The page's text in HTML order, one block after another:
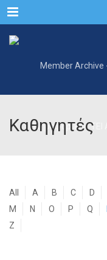
Menu
Καθηγητές
All A B C D
M
N O P Q
Z